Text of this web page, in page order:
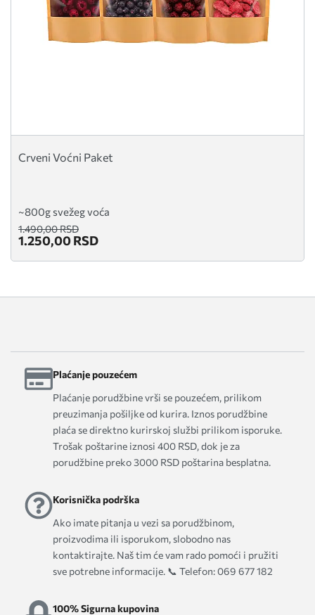
Crveni Voćni Paket
~800g svežeg voća
1.490,00 RSD
1.250,00 RSD
Plaćanje pouzećem
Plaćanje porudžbine vrši se pouzećem, prilikom
preuzimanja pošiljke od kurira. Iznos porudžbine
plaća se direktno kurirskoj službi prilikom isporuke.
Trošak poštarine iznosi 400 RSD, dok je za
porudžbine preko 3000 RSD poštarina besplatna.
Korisnička podrška
Ako imate pitanja u vezi sa porudžbinom,
proizvodima ili isporukom, slobodno nas
kontaktirajte. Naš tim će vam rado pomoći i pružiti
sve potrebne informacije. 📞 Telefon: 069 677 182
100% Sigurna kupovina